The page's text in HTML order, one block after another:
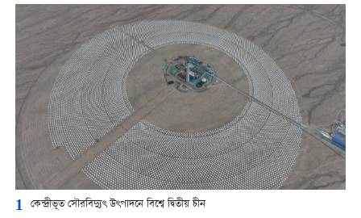
1 কেন্দ্রীভূত সৌরবিদ্যুৎ উৎপাদনে বিশ্বে দ্বিতীয় চীন